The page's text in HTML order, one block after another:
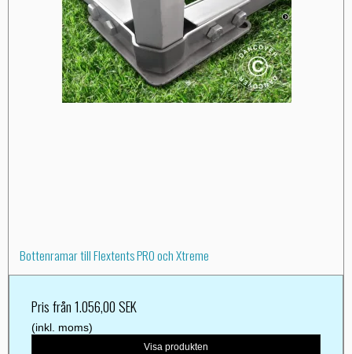
Bottenramar till Flextents PRO och Xtreme
Pris från1.056,00 SEK
(inkl. moms)
Visa produkten